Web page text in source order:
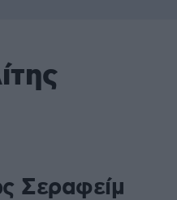
Σεραφείμ